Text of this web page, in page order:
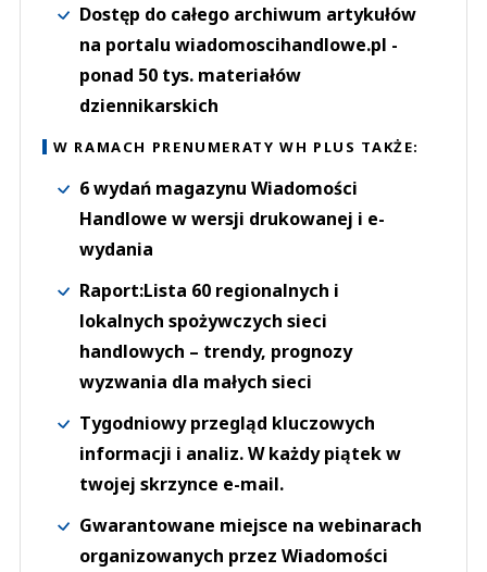
Dostęp do całego archiwum artykułów
na portalu wiadomoscihandlowe.pl -
ponad 50 tys. materiałów
dziennikarskich
W RAMACH PRENUMERATY WH PLUS TAKŻE:
6 wydań magazynu Wiadomości
Handlowe w wersji drukowanej i e-
wydania
Raport:Lista 60 regionalnych i
lokalnych spożywczych sieci
handlowych – trendy, prognozy
wyzwania dla małych sieci
Tygodniowy przegląd kluczowych
informacji i analiz. W każdy piątek w
twojej skrzynce e-mail.
Gwarantowane miejsce na webinarach
organizowanych przez Wiadomości